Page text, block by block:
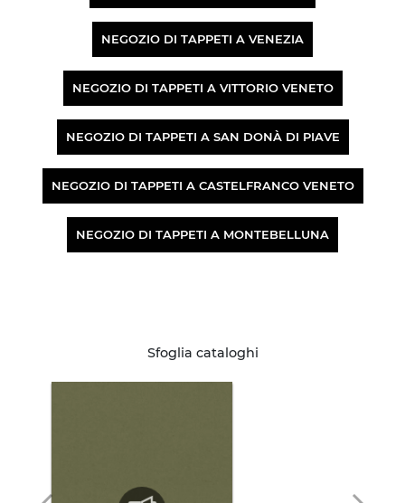
NEGOZIO DI TAPPETI A VENEZIA
NEGOZIO DI TAPPETI A VITTORIO VENETO
NEGOZIO DI TAPPETI A SAN DONÀ DI PIAVE
NEGOZIO DI TAPPETI A CASTELFRANCO VENETO
NEGOZIO DI TAPPETI A MONTEBELLUNA
Sfoglia cataloghi